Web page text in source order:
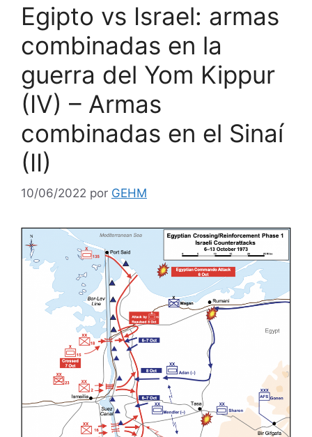
Egipto vs Israel: armas
combinadas en la
guerra del Yom Kippur
(IV) – Armas
combinadas en el Sinaí
(II)
10/06/2022 por GEHM